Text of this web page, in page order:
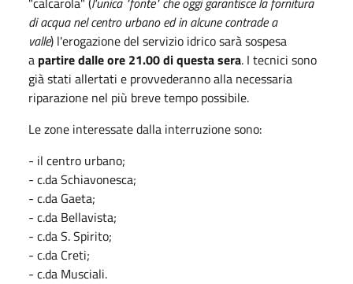
di acqua nel centro urbano ed in alcune contrade a
valle) l'erogazione del servizio idrico sarà sospesa
a partire dalle ore 21.00 di questa sera. I tecnici sono
già stati allertati e provvederanno alla necessaria
riparazione nel più breve tempo possibile.
Le zone interessate dalla interruzione sono:
- il centro urbano;
- c.da Schiavonesca;
- c.da Gaeta;
- c.da Bellavista;
- c.da S. Spirito;
- c.da Creti;
- c.da Musciali.